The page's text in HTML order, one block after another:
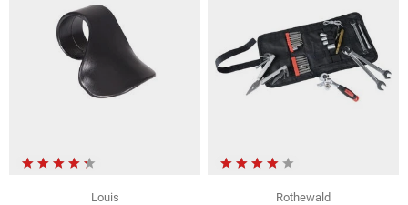
Louis
Rothewald